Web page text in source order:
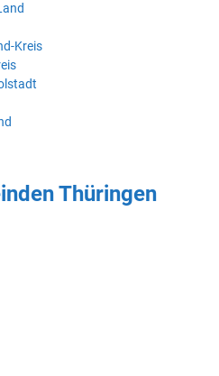
Kreis
Thüringen